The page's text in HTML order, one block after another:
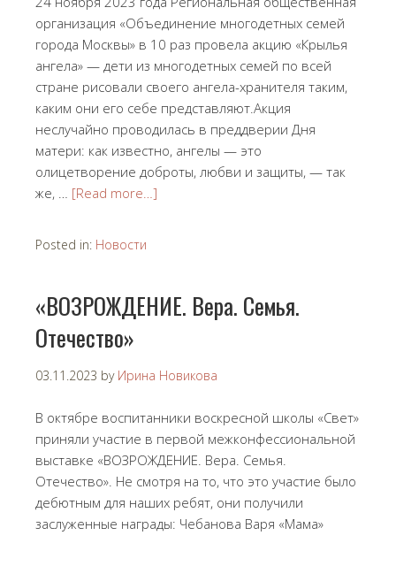
организация «Объединение многодетных семей
города Москвы» в 10 раз провела акцию «Крылья
ангела» — дети из многодетных семей по всей
стране рисовали своего ангела-хранителя таким,
каким они его себе представляют.Акция
неслучайно проводилась в преддверии Дня
матери: как известно, ангелы — это
олицетворение доброты, любви и защиты, — так
же, … [Read more…]
Posted in: Новости
«ВОЗРОЖДЕНИЕ. Вера. Семья.
Отечество»
03.11.2023 by Ирина Новикова
В октябре воспитанники воскресной школы «Свет»
приняли участие в первой межконфессиональной
выставке «ВОЗРОЖДЕНИЕ. Вера. Семья.
Отечество». Не смотря на то, что это участие было
дебютным для наших ребят, они получили
заслуженные награды: Чебанова Варя «Мама»